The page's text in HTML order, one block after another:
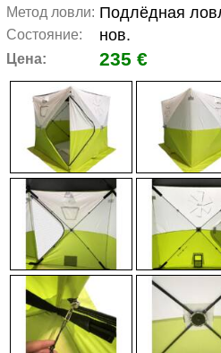
Метод ловли: Подлёдная
Состояние: нов.
Цена: 235 €